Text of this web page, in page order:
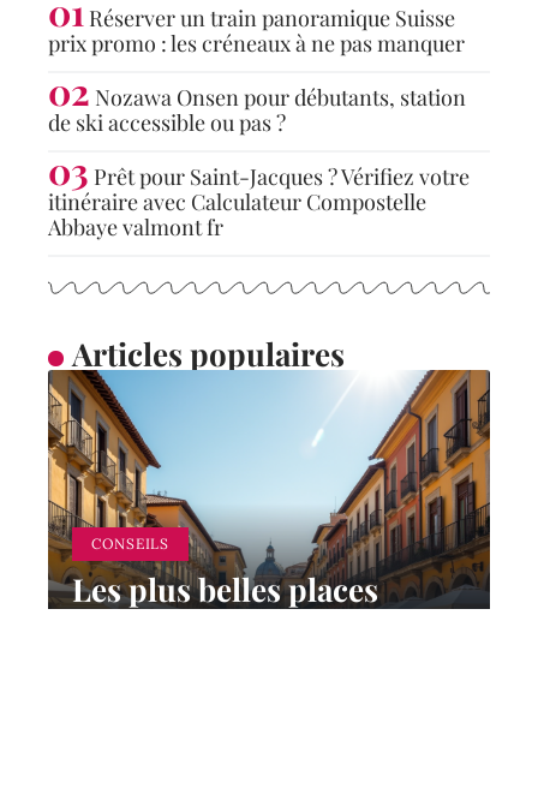
Réserver un train panoramique Suisse
prix promo : les créneaux à ne pas manquer
Nozawa Onsen pour débutants, station
de ski accessible ou pas ?
Prêt pour Saint-Jacques ? Vérifiez votre
itinéraire avec Calculateur Compostelle
Abbaye valmont fr
Articles populaires
CONSEILS
Les plus belles places
d’Europe à visiter